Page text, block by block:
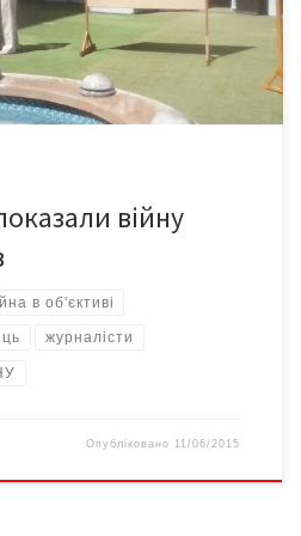
Володимир Стефанець
[…]
війну
в об'єктиві
журналісти
Опубліковано 11/06/2015